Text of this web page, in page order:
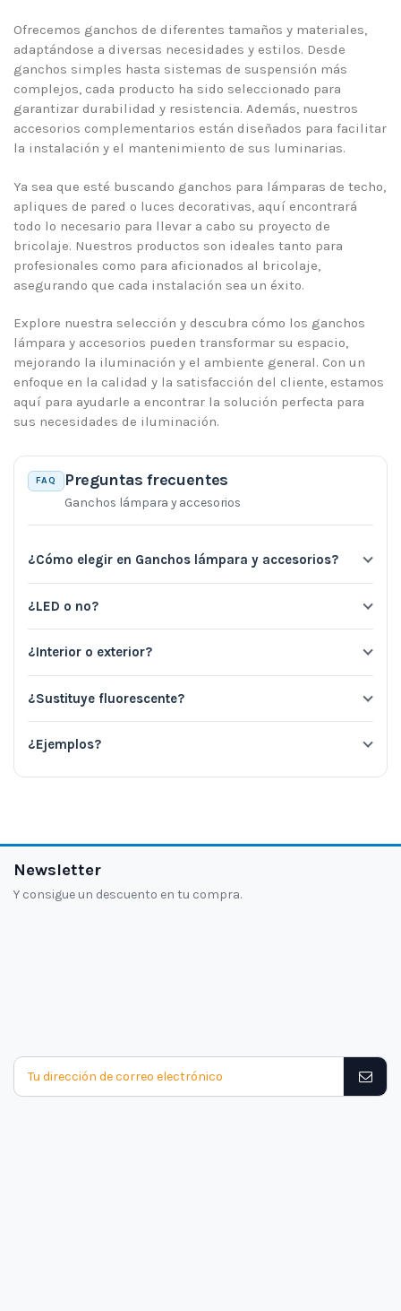
Ofrecemos ganchos de diferentes tamaños y materiales,
adaptándose a diversas necesidades y estilos. Desde
ganchos simples hasta sistemas de suspensión más
complejos, cada producto ha sido seleccionado para
garantizar durabilidad y resistencia. Además, nuestros
accesorios complementarios están diseñados para facilitar
la instalación y el mantenimiento de sus luminarias.
Ya sea que esté buscando ganchos para lámparas de techo,
apliques de pared o luces decorativas, aquí encontrará
todo lo necesario para llevar a cabo su proyecto de
bricolaje. Nuestros productos son ideales tanto para
profesionales como para aficionados al bricolaje,
asegurando que cada instalación sea un éxito.
Explore nuestra selección y descubra cómo los ganchos
lámpara y accesorios pueden transformar su espacio,
mejorando la iluminación y el ambiente general. Con un
enfoque en la calidad y la satisfacción del cliente, estamos
aquí para ayudarle a encontrar la solución perfecta para
sus necesidades de iluminación.
FAQ Preguntas frecuentes
Ganchos lámpara y accesorios
¿Cómo elegir en Ganchos lámpara y accesorios?
¿LED o no?
¿Interior o exterior?
¿Sustituye fluorescente?
¿Ejemplos?
Newsletter
Y consigue un descuento en tu compra.